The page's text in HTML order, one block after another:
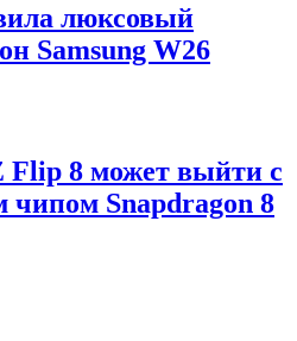
люксовый
Samsung W26
Flip 8 может выйти с
Snapdragon 8